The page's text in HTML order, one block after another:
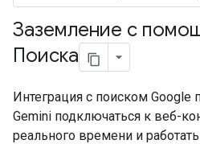
Заземление с
Поиска
Интеграция с поиском Google
Gemini подключаться к веб-
реального времени и